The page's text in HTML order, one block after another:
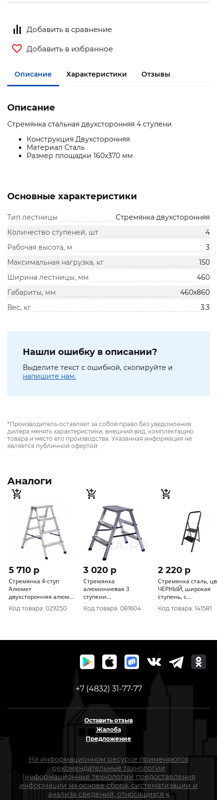
Добавить в сравнение
Добавить в избранное
Описание Характеристики Отзывы
Описание
Стремянка стальная двухсторонняя 4 ступени
Конструкция Двухсторонняя
Материал Сталь
Размер площадки 160х370 мм
Основные характеристики
Тип лестницы
Стремянка двухсторонняя
Количество ступеней, шт
4
Рабочая высота, м
3
Максимальная нагрузка, кг
150
Ширина лестницы, мм
460
Габариты, мм
460х860
Вес, кг
3.3
Нашли ошибку в описании?
Выделите текст с ошибкой, скопируйте и
напишите нам.
*Производитель оставляет за собой право без уведомления
дилера менять характеристики, внешний вид, комплектацию
товара и место его производства. Указанная информация не
является публичной офертой
Аналоги
5 710 p
Стремянка 4-ступ
Алюмет
двухсторонняя алюм
А7204 (81*91*291см,
шир.46см, 3кг)
Код товара: 029250
3 020 p
Стремянка
алюминиевая 3
ступени
двухсторонняя с мини-
платформой 265мм
Код товара: 081604
2 220 p
Стремянка сталь, цвет
ЧЕРНЫЙ, широкая
ступень, с
накладками. 2
Код товара: 141581
+7 (4832) 31-77-77
Оставить отзыв
Жалоба
Предложение
На информационном ресурсе применяются
рекомендательные технологии
(информационные технологии предоставления
информации на основе сбора, систематизации и
анализа сведений, относящихся к